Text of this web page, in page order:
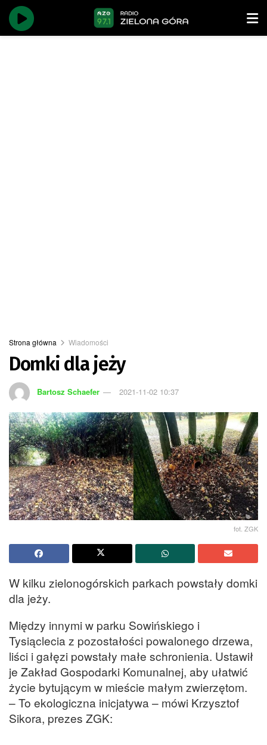
Strona główna Wiadomości
Domki dla jeży
Bartosz Schaefer 2021-11-02 10:37
fot. ZGK
W kilku zielonogórskich parkach powstały domki
dla jeży.
Między innymi w parku Sowińskiego i
Tysiąclecia z pozostałości powalonego drzewa,
liści i gałęzi powstały małe schronienia. Ustawił
je Zakład Gospodarki Komunalnej, aby ułatwić
życie bytującym w mieście małym zwierzętom.
– To ekologiczna inicjatywa – mówi Krzysztof
Sikora, prezes ZGK: